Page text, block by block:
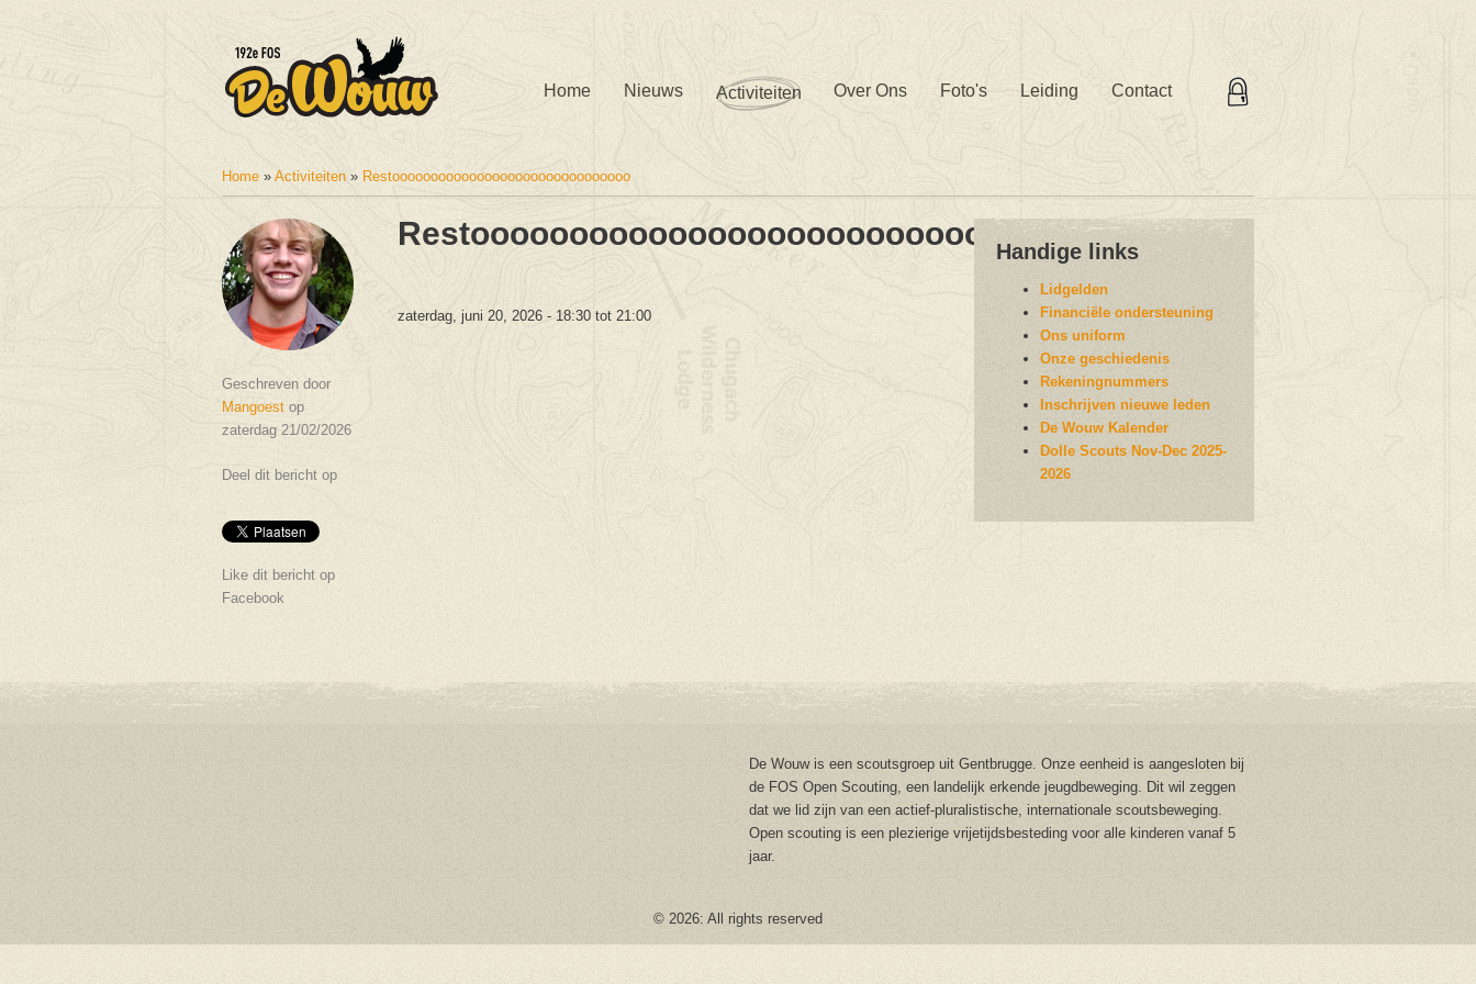
Home Nieuws Activiteiten Over Ons Foto's Leiding Contact
U bent hier
Home » Activiteiten » Restooooooooooooooooooooooooooooooo
Geschreven door
Mangoest op
zaterdag 21/02/2026
Deel dit bericht op
Like dit bericht op
Facebook
Restooooooooooooooooooooooooooooooo
zaterdag, juni 20, 2026 - 18:30 tot 21:00
Handige links
Lidgelden
Financiële ondersteuning
Ons uniform
Onze geschiedenis
Rekeningnummers
Inschrijven nieuwe leden
De Wouw Kalender
Dolle Scouts Nov-Dec 2025-
2026
De Wouw is een scoutsgroep uit Gentbrugge. Onze eenheid is aangesloten bij
de FOS Open Scouting, een landelijk erkende jeugdbeweging. Dit wil zeggen
dat we lid zijn van een actief-pluralistische, internationale scoutsbeweging.
Open scouting is een plezierige vrijetijdsbesteding voor alle kinderen vanaf 5
jaar.
© 2026: All rights reserved